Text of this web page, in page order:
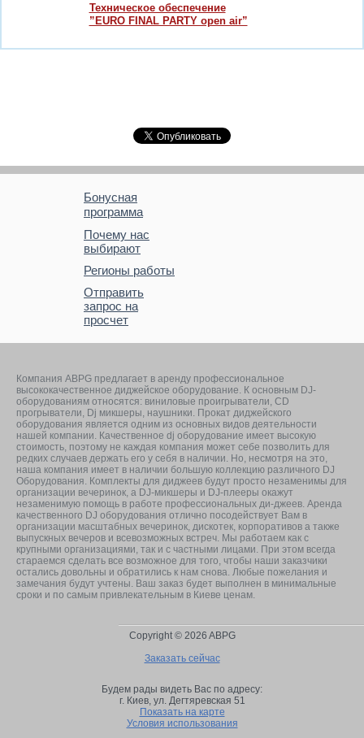
Техническое обеспечение
”EURO FINAL PARTY open air”
Бонусная
программа
Почему нас
выбирают
Регионы работы
Отправить
запрос на
просчет
Компания ABPG предлагает в аренду профессиональное
высококачественное диджейское оборудование. К основным DJ-
оборудованиям относятся: виниловые проигрыватели, CD
прогрыватели, Dj микшеры, наушники. Прокат диджейского
оборудования является одним из основных видов деятельности
нашей компании. Качественное dj оборудование имеет высокую
стоимость, поэтому не каждая компания может себе позволить для
редких случаев держать его у себя в наличии. Но, несмотря на это,
наша компания имеет в наличии большую коллекцию различного DJ
Оборудования. Комплекты для диджеев будут просто незаменимы для
организации вечеринок, а DJ-микшеры и DJ-плееры окажут
незаменимую помощь в работе профессиональных ди-джеев. Аренда
качественного DJ оборудования отлично посодействует Вам в
организации масштабных вечеринок, дискотек, корпоративов а также
выпускных вечеров и всевозможных встреч. Мы работаем как с
крупными организациями, так и с частными лицами. При этом всегда
стараемся сделать все возможное для того, чтобы наши заказчики
остались довольны и обратились к нам снова. Любые пожелания и
замечания будут учтены. Ваш заказ будет выполнен в минимальные
сроки и по самым привлекательным в Киеве ценам.
Copyright © 2026 ABPG
Заказать сейчас
Будем рады видеть Вас по адресу:
г. Киев, ул. Дегтяревская 51
Показать на карте
Условия использования